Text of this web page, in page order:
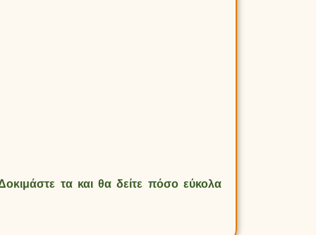
τα και θα δείτε πόσο εύκολα